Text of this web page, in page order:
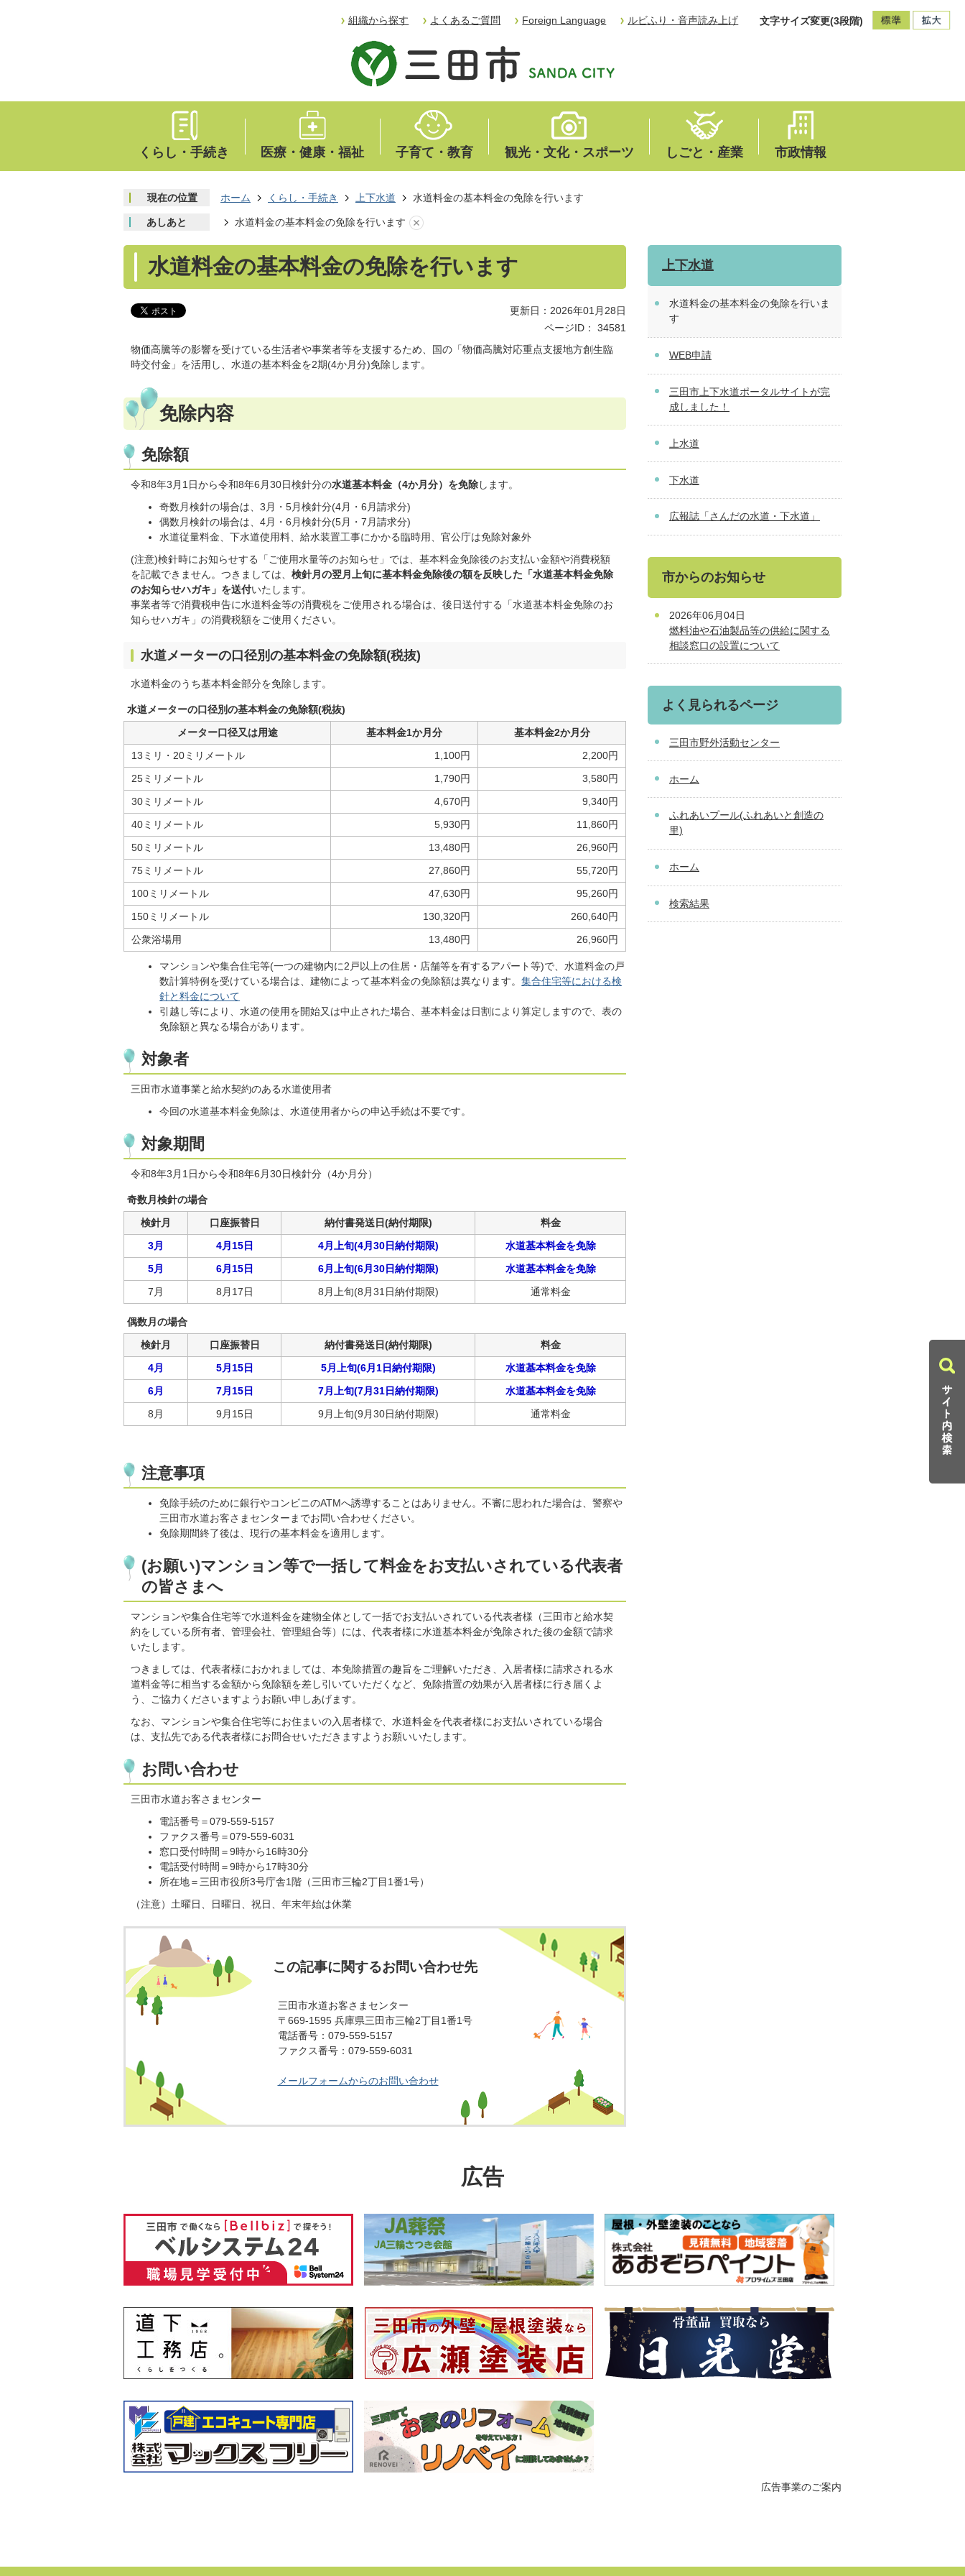
組織から探す よくあるご質問 Foreign Language ルビふり・音声読み上げ 文字サイズ変更(3段階)
くらし・手続き 医療・健康・福祉 子育て・教育 観光・文化・スポーツ しごと・産業 市政情報
現在の位置 ホーム くらし・手続き 上下水道 水道料金の基本料金の免除を行います
あしあと 水道料金の基本料金の免除を行います
水道料金の基本料金の免除を行います
更新日：2026年01月28日
ページID：
34581
物価高騰等の影響を受けている生活者や事業者等を支援するため、国の「物価高騰対応重点支援地方創生臨
時交付金」を活用し、水道の基本料金を2期(4か月分)免除します。
免除内容
免除額
令和8年3月1日から令和8年6月30日検針分の水道基本料金（4か月分）を免除します。
奇数月検針の場合は、3月・5月検針分(4月・6月請求分)
偶数月検針の場合は、4月・6月検針分(5月・7月請求分)
水道従量料金、下水道使用料、給水装置工事にかかる臨時用、官公庁は免除対象外
(注意)検針時にお知らせする「ご使用水量等のお知らせ」では、基本料金免除後のお支払い金額や消費税額
を記載できません。つきましては、 検針月の翌月上旬に基本料金免除後の額を反映した「水道基本料金免除
のお知らせハガキ」を送付いたします。
事業者等で消費税申告に水道料金等の消費税をご使用される場合は、後日送付する「水道基本料金免除のお
知らせハガキ」の消費税額をご使用ください。
水道メーターの口径別の基本料金の免除額(税抜)
水道料金のうち基本料金部分を免除します。
水道メーターの口径別の基本料金の免除額(税抜)
メーター口径又は用途
基本料金1か月分
基本料金2か月分
13ミリ・20ミリメートル
1,100円
2,200円
25ミリメートル
1,790円
3,580円
30ミリメートル
4,670円
9,340円
40ミリメートル
5,930円
11,860円
50ミリメートル
13,480円
26,960円
75ミリメートル
27,860円
55,720円
100ミリメートル
47,630円
95,260円
150ミリメートル
130,320円
260,640円
公衆浴場用
13,480円 26,960円
マンションや集合住宅等(一つの建物内に2戸以上の住居・店舗等を有するアパート等)で、水道料金の戸
数計算特例を受けている場合は、建物によって基本料金の免除額は異なります。集合住宅等における検
針と料金について
引越し等により、水道の使用を開始又は中止された場合、基本料金は日割により算定しますので、表の
免除額と異なる場合があります。
対象者
三田市水道事業と給水契約のある水道使用者
今回の水道基本料金免除は、水道使用者からの申込手続は不要です。
対象期間
令和8年3月1日から令和8年6月30日検針分（4か月分）
奇数月検針の場合
検針月
口座振替日 納付書発送日(納付期限)
料金
3月
4月15日 4月上旬(4月30日納付期限)
水道基本料金を免除
5月
6月15日 6月上旬(6月30日納付期限)
水道基本料金を免除
7月
8月17日 8月上旬(8月31日納付期限) 通常料金
偶数月の場合
検針月
口座振替日 納付書発送日(納付期限)
料金
4月
5月15日 5月上旬(6月1日納付期限)
水道基本料金を免除
6月
7月15日 7月上旬(7月31日納付期限)
水道基本料金を免除
8月
9月15日 9月上旬(9月30日納付期限) 通常料金
注意事項
免除手続のために銀行やコンビニのATMへ誘導することはありません。不審に思われた場合は、警察や
三田市水道お客さまセンターまでお問い合わせください。
免除期間終了後は、現行の基本料金を適用します。
(お願い)マンション等で一括して料金をお支払いされている代表者
の皆さまへ
マンションや集合住宅等で水道料金を建物全体として一括でお支払いされている代表者様（三田市と給水契
約をしている所有者、管理会社、管理組合等）には、代表者様に水道基本料金が免除された後の金額で請求
いたします。
つきましては、代表者様におかれましては、本免除措置の趣旨をご理解いただき、入居者様に請求される水
道料金等に相当する金額から免除額を差し引いていただくなど、免除措置の効果が入居者様に行き届くよ
う、ご協力くださいますようお願い申しあげます。
なお、マンションや集合住宅等にお住まいの入居者様で、水道料金を代表者様にお支払いされている場合
は、支払先である代表者様にお問合せいただきますようお願いいたします。
お問い合わせ
​​​​​​​三田市水道お客さまセンター
電話番号＝079-559-5157
ファクス番号＝079-559-6031
窓口受付時間＝9時から16時30分
電話受付時間＝9時から17時30分
所在地＝三田市役所3号庁舎1階（三田市三輪2丁目1番1号）
（注意）土曜日、日曜日、祝日、年末年始は休業
この記事に関するお問い合わせ先
三田市水道お客さまセンター
〒669-1595 兵庫県三田市三輪2丁目1番1号
電話番号：079-559-5157
ファクス番号：079-559-6031
メールフォームからのお問い合わせ
上下水道
水道料金の基本料金の免除を行いま
す
WEB申請
三田市上下水道ポータルサイトが完
成しました！
上水道
下水道
広報誌「さんだの水道・下水道」
市からのお知らせ
2026年06月04日
燃料油や石油製品等の供給に関する
相談窓口の設置について
よく見られるページ
三田市野外活動センター
ホーム
ふれあいプール(ふれあいと創造の
里)
ホーム
検索結果
広告
広告事業のご案内